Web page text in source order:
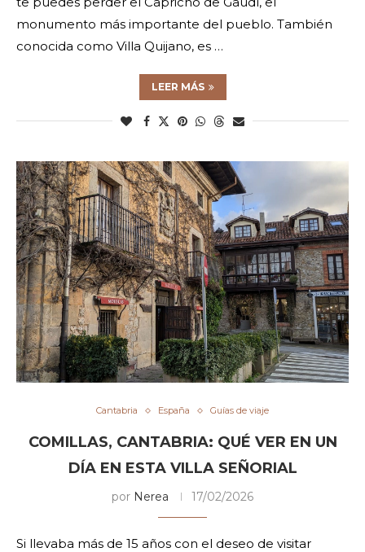
monumento más importante del pueblo. También
conocida como Villa Quijano, es …
LEER MÁS
Cantabria España Guías de viaje
COMILLAS, CANTABRIA: QUÉ VER EN UN
DÍA EN ESTA VILLA SEÑORIAL
por Nerea 17/02/2026
Si llevaba más de 15 años con el deseo de visitar